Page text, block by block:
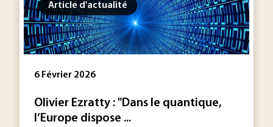
Article d'actualité
6 Février 2026
Olivier Ezratty : "Dans le quantique,
l’Europe dispose ...